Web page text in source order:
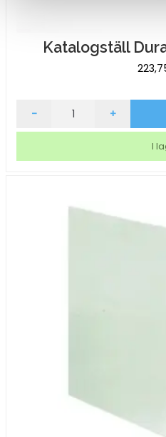
Katalogställ
Katalogställ
- +
I